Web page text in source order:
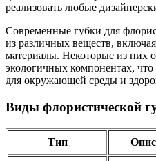
реализовать любые
Современные губки для
из различных веществ,
материалы. Некоторые из них
экологичных компонентах,
для окружающей среды и
Виды флористической
Тип